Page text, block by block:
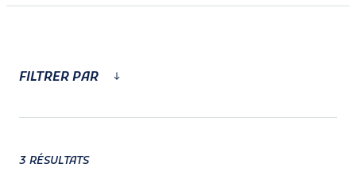
FILTRER PAR
3 RÉSULTATS